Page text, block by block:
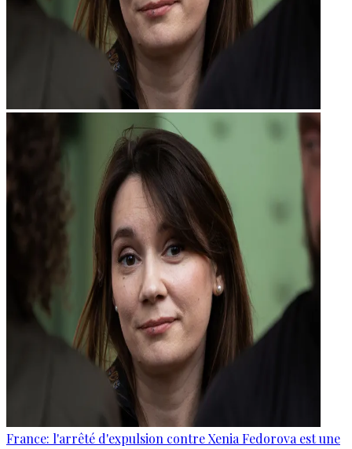
France: l'arrêté d'expulsion contre Xenia Fedorova est une